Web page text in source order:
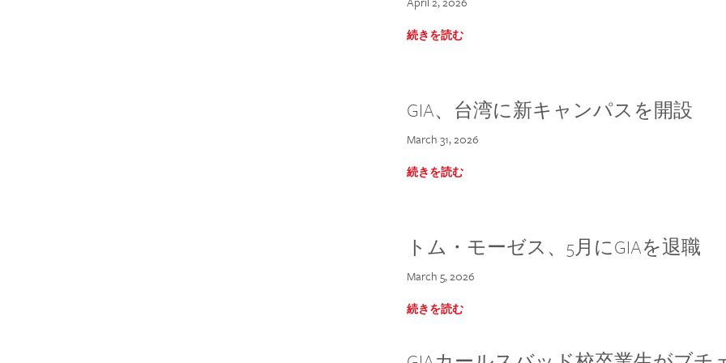
続きを読む
GIA、台湾に新キャンパスを開設
March 31, 2026
続きを読む
トム・モーゼス、5月にGIAを退職
March 5, 2026
続きを読む